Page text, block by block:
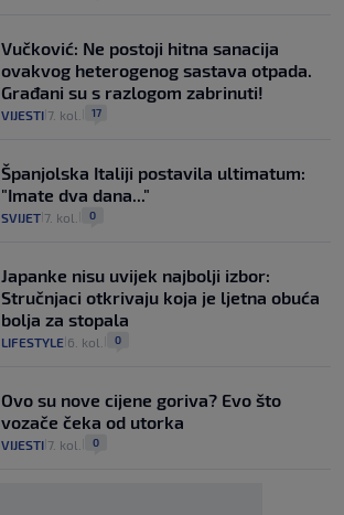
Vučković: Ne postoji hitna sanacija
ovakvog heterogenog sastava otpada.
Građani su s razlogom zabrinuti!
VIJESTI 7. kol. 17
Španjolska Italiji postavila ultimatum:
"Imate dva dana..."
SVIJET 7. kol. 0
Japanke nisu uvijek najbolji izbor:
Stručnjaci otkrivaju koja je ljetna obuća
bolja za stopala
LIFESTYLE 6. kol. 0
Ovo su nove cijene goriva? Evo što
vozače čeka od utorka
VIJESTI 7. kol. 0